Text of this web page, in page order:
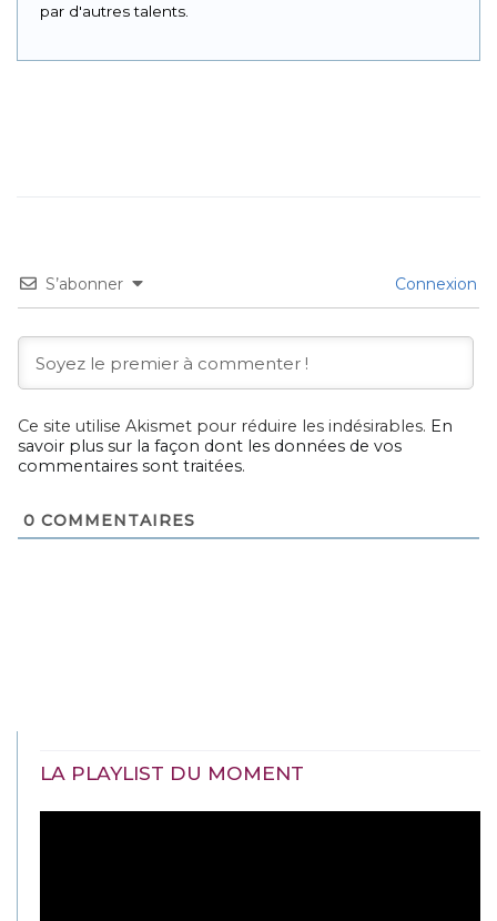
par d'autres talents.
S’abonner Connexion
Ce site utilise Akismet pour réduire les indésirables. En
savoir plus sur la façon dont les données de vos
commentaires sont traitées.
0 COMMENTAIRES
LA PLAYLIST DU MOMENT